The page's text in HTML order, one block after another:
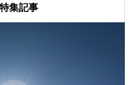
集記事